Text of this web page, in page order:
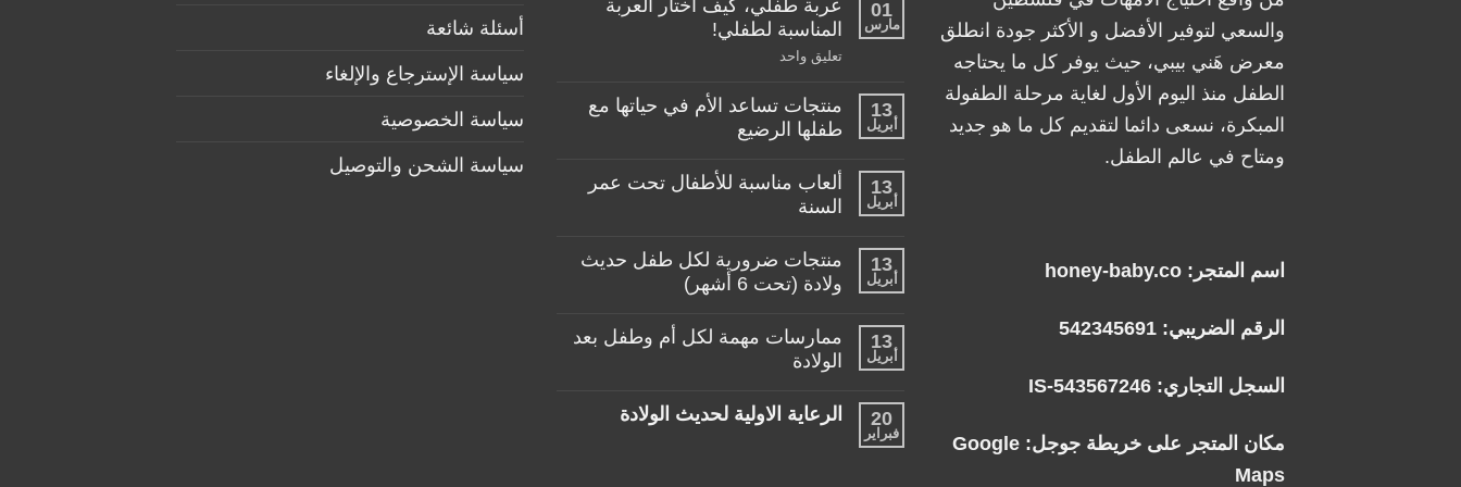
والسعي لتوفير الأفضل و الأكثر جودة انطلق
معرض هَني بيبي، حيث يوفر كل ما يحتاجه
الطفل منذ اليوم الأول لغاية مرحلة الطفولة
المبكرة، نسعى دائما لتقديم كل ما هو جديد
ومتاح في عالم الطفل.
اسم المتجر: honey-baby.co
الرقم الضريبي: 542345691
السجل التجاري: IS-543567246
مكان المتجر على خريطة جوجل: Google
Maps
01
مارس
المناسبة لطفلي!
تعليق واحد
كيف
العربة
13
أبريل
منتجات تساعد الأم في حياتها مع
طفلها الرضيع
توجد
تعليقات
على
منتجات
في
حياتها
مع
الرضيع
13
أبريل
ألعاب مناسبة للأطفال تحت عمر
السنة
تعليقات
على
ألعاب
للأطفال
تحت
عمر
السنة
13
أبريل
منتجات ضرورية لكل طفل حديث
ولادة (تحت 6 أشهر)
توجد
تعليقات
على
منتجات
لكل
طفل
13
أبريل
ممارسات مهمة لكل أم وطفل بعد
الولادة
توجد
تعليقات
20
فبراير
الرعاية الاولية لحديث الولادة
أسئلة شائعة
سياسة الإسترجاع والإلغاء
سياسة الخصوصية
سياسة الشحن والتوصيل